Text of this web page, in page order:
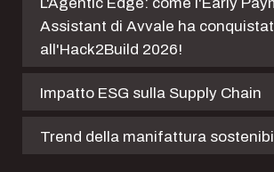
Assistant di Avvale ha
all'Hack2Build 2026!
Impatto ESG sulla Supply Chain
Trend della manifattura